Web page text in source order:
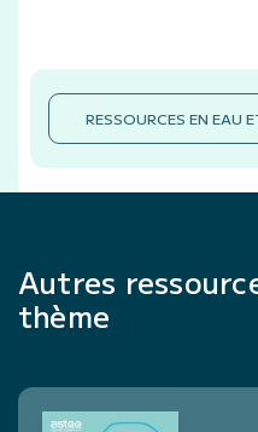
RESSOURCES EN EAU
Autres
thème